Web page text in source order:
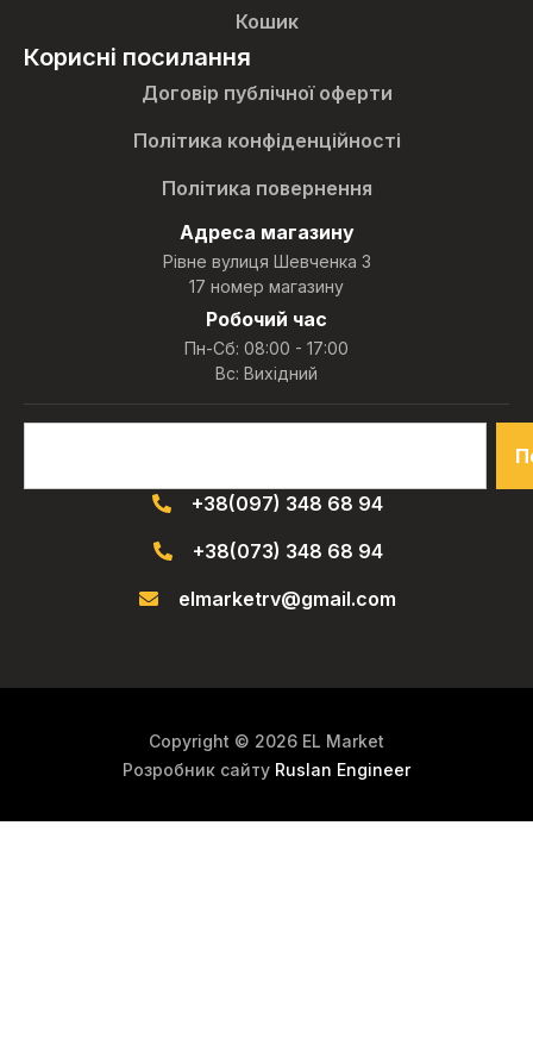
Кошик
Корисні посилання
Договір публічної оферти
Політика конфіденційності
Політика повернення
Адреса магазину
Рівне вулиця Шевченка 3
17 номер магазину
Робочий час
Пн-Сб: 08:00 - 17:00
Вс: Вихідний
+38(097) 348 68 94
+38(073) 348 68 94
elmarketrv@gmail.com
Copyright © 2026 EL Market
Розробник сайту Ruslan Engineer